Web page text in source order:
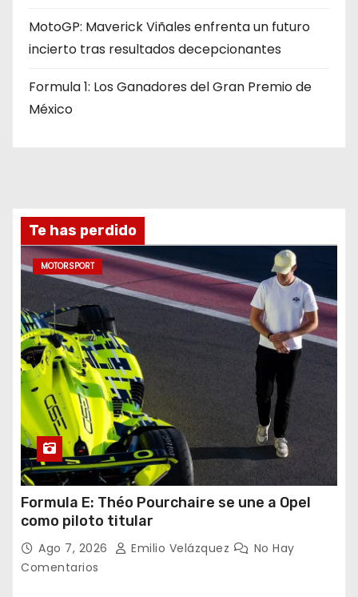
MotoGP: Maverick Viñales enfrenta un futuro
incierto tras resultados decepcionantes
Formula 1: Los Ganadores del Gran Premio de
México
Te has perdido
MOTORSPORT
Formula E: Théo Pourchaire se une a Opel
como piloto titular
Ago 7, 2026 Emilio Velázquez
No Hay
Comentarios